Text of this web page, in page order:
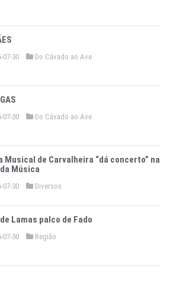
07-30 Do Cávado ao Ave
07-30 Do Cávado ao Ave
Musical de Carvalheira “dá concerto” na
Música
07-30 Diversos
Lamas palco de Fado
07-30 Região